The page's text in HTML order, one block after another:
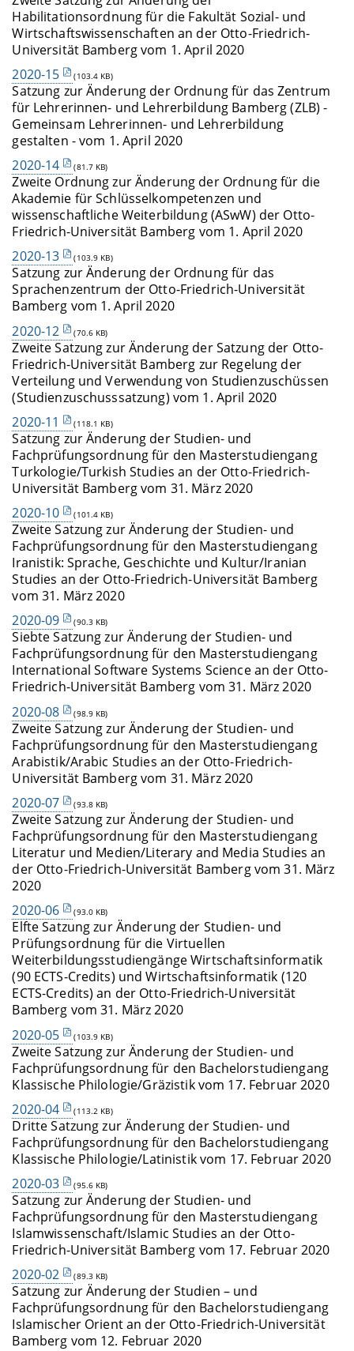
Habilitationsordnung für die Fakultät Sozial- und
Wirtschaftswissenschaften an der Otto-Friedrich-
Universität Bamberg vom 1. April 2020
2020-15
(103.4 KB)
Satzung zur Änderung der Ordnung für das Zentrum
für Lehrerinnen- und Lehrerbildung Bamberg (ZLB) -
Gemeinsam Lehrerinnen- und Lehrerbildung
gestalten - vom 1. April 2020
2020-14
(81.7 KB)
Zweite Ordnung zur Änderung der Ordnung für die
Akademie für Schlüsselkompetenzen und
wissenschaftliche Weiterbildung (ASwW) der Otto-
Friedrich-Universität Bamberg vom 1. April 2020
2020-13
(103.9 KB)
Satzung zur Änderung der Ordnung für das
Sprachenzentrum der Otto-Friedrich-Universität
Bamberg vom 1. April 2020
2020-12
(70.6 KB)
Zweite Satzung zur Änderung der Satzung der Otto-
Friedrich-Universität Bamberg zur Regelung der
Verteilung und Verwendung von Studienzuschüssen
(Studienzuschusssatzung) vom 1. April 2020
2020-11
(118.1 KB)
Satzung zur Änderung der Studien- und
Fachprüfungsordnung für den Masterstudiengang
Turkologie/Turkish Studies an der Otto-Friedrich-
Universität Bamberg vom 31. März 2020
2020-10
(101.4 KB)
Zweite Satzung zur Änderung der Studien- und
Fachprüfungsordnung für den Masterstudiengang
Iranistik: Sprache, Geschichte und Kultur/Iranian
Studies an der Otto-Friedrich-Universität Bamberg
vom 31. März 2020
2020-09
(90.3 KB)
Siebte Satzung zur Änderung der Studien- und
Fachprüfungsordnung für den Masterstudiengang
International Software Systems Science an der Otto-
Friedrich-Universität Bamberg vom 31. März 2020
2020-08
(98.9 KB)
Zweite Satzung zur Änderung der Studien- und
Fachprüfungsordnung für den Masterstudiengang
Arabistik/Arabic Studies an der Otto-Friedrich-
Universität Bamberg vom 31. März 2020
2020-07
(93.8 KB)
Zweite Satzung zur Änderung der Studien- und
Fachprüfungsordnung für den Masterstudiengang
Literatur und Medien/Literary and Media Studies an
der Otto-Friedrich-Universität Bamberg vom 31. März
2020
2020-06
(93.0 KB)
Elfte Satzung zur Änderung der Studien- und
Prüfungsordnung für die Virtuellen
Weiterbildungsstudiengänge Wirtschaftsinformatik
(90 ECTS-Credits) und Wirtschaftsinformatik (120
ECTS-Credits) an der Otto-Friedrich-Universität
Bamberg vom 31. März 2020
2020-05
(103.9 KB)
Zweite Satzung zur Änderung der Studien- und
Fachprüfungsordnung für den Bachelorstudiengang
Klassische Philologie/Gräzistik vom 17. Februar 2020
2020-04
(113.2 KB)
Dritte Satzung zur Änderung der Studien- und
Fachprüfungsordnung für den Bachelorstudiengang
Klassische Philologie/Latinistik vom 17. Februar 2020
2020-03
(95.6 KB)
Satzung zur Änderung der Studien- und
Fachprüfungsordnung für den Masterstudiengang
Islamwissenschaft/Islamic Studies an der Otto-
Friedrich-Universität Bamberg vom 17. Februar 2020
2020-02
(89.3 KB)
Satzung zur Änderung der Studien – und
Fachprüfungsordnung für den Bachelorstudiengang
Islamischer Orient an der Otto-Friedrich-Universität
Bamberg vom 12. Februar 2020